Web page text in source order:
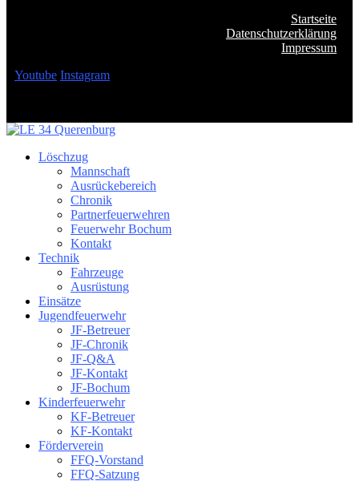
Startseite
Datenschutzerklärung
Impressum
Youtube Instagram
Löschzug
Mannschaft
Ausrückebereich
Chronik
Partnerfeuerwehren
Feuerwehr Bochum
Kontakt
Technik
Fahrzeuge
Ausrüstung
Einsätze
Jugendfeuerwehr
JF-Betreuer
JF-Chronik
JF-Q&A
JF-Kontakt
JF-Bochum
Kinderfeuerwehr
KF-Betreuer
KF-Kontakt
Förderverein
FFQ-Vorstand
FFQ-Satzung